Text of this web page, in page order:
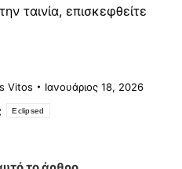
ταινία, επισκεφθείτε
Vitos
Ιανουάριος 18, 2026
Eclipsed